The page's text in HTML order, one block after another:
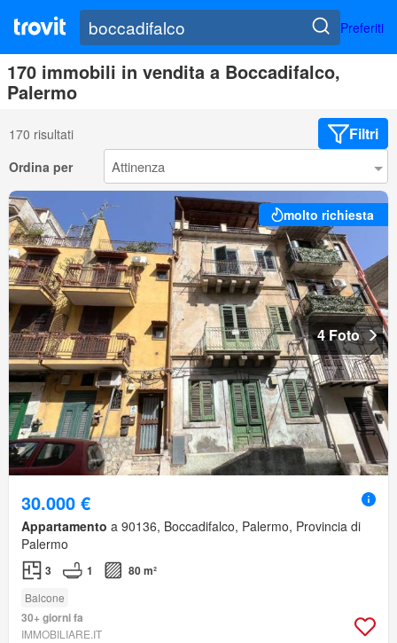
Preferiti
170 immobili in vendita a Boccadifalco,
Palermo
170 risultati Filtri
Ordina per
molto richiesta
4 Foto
30.000 €
Appartamento a 90136, Boccadifalco, Palermo, Provincia di
Palermo
3 1 80 m²
Balcone
30+ giorni fa
IMMOBILIARE.IT